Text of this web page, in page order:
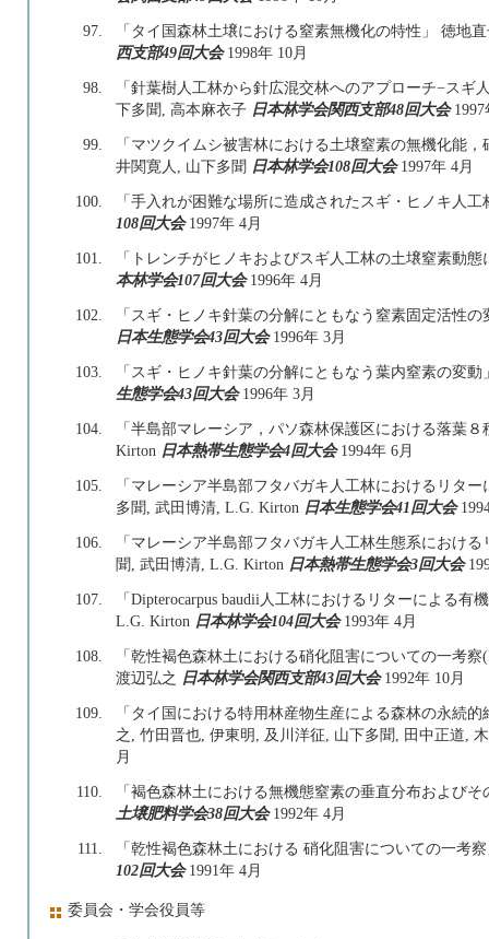
97.
「タイ国森林土壌における窒素無機化の特性」 徳地
西支部49回大会1998年 10月
98.
「針葉樹人工林から針広混交林へのアプローチ−ス
下多聞, 高本麻衣子 日本林学会関西支部48回大会1997
99.
「マツクイムシ被害林における土壌窒素の無機化能
井関寛人, 山下多聞 日本林学会108回大会1997年 4月
100.
「手入れが困難な場所に造成されたスギ・ヒノキ人
108回大会1997年 4月
101.
「トレンチがヒノキおよびスギ人工林の土壌窒素動
本林学会107回大会1996年 4月
102.
「スギ・ヒノキ針葉の分解にともなう窒素固定活性
日本生態学会43回大会1996年 3月
103.
「スギ・ヒノキ針葉の分解にともなう葉内窒素の変
生態学会43回大会1996年 3月
104.
「半島部マレーシア，パソ森林保護区における落葉
Kirton 日本熱帯生態学会4回大会1994年 6月
105.
「マレーシア半島部フタバガキ人工林におけるリタ
多聞, 武田博清, L.G. Kirton 日本生態学会41回大会
106.
「マレーシア半島部フタバガキ人工林生態系におけ
聞, 武田博清, L.G. Kirton 日本熱帯生態学会3回大会
107.
「Dipterocarpus baudii人工林におけるリターによる
L.G. Kirton 日本林学会104回大会1993年 4月
108.
「乾性褐色森林土における硝化阻害についての一考
渡辺弘之 日本林学会関西支部43回大会1992年 10月
109.
「タイ国における特用林産物生産による森林の永続
之, 竹田晋也, 伊東明, 及川洋征, 山下多聞, 田中正道,
月
110.
「褐色森林土における無機態窒素の垂直分布および
土壌肥料学会38回大会1992年 4月
111.
「乾性褐色森林土における 硝化阻害についての一考
102回大会1991年 4月
委員会・学会役員等